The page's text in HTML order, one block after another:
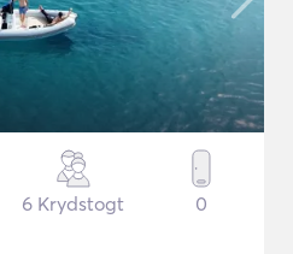
6 Krydstogt 0